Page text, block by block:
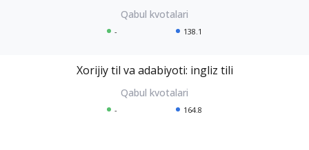
- 138.1
Xorijiy til va adabiyoti: ingliz tili
- 164.8